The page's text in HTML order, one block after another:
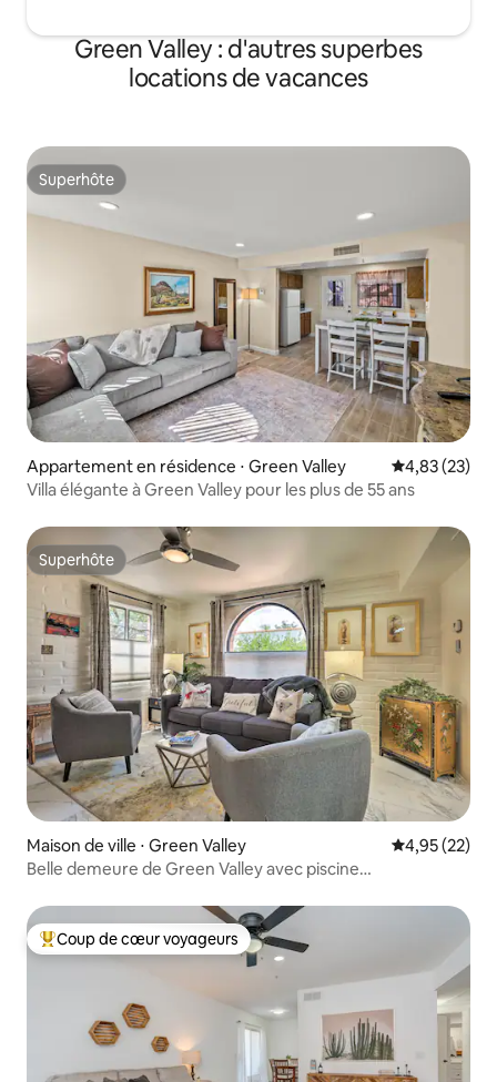
Green Valley : d'autres superbes
locations de vacances
Superhôte
Superhôte
Appartement en résidence ⋅ Green Valley Évaluation
4,83 (23)
Villa élégante à Green Valley pour les plus de 55 ans
Superhôte
Superhôte
Maison de ville ⋅ Green Valley Évaluation
4,95 (22)
Belle demeure de Green Valley avec piscine
Coups de cœur voyageurs les plus appréciés
Coup de cœur voyageurs